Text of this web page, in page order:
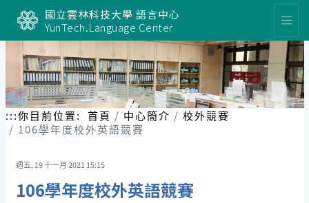
區
塊
國立雲林科技大學 語言中心
YunTech.Language Center
:::你目前位置: 首頁 中心簡介
校外競賽
106學年度校外英語競賽
週五, 19 十一月 2021 15:15
106學年度校外英語競賽